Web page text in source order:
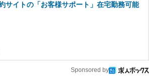
サイトの「お客様サポート」在宅勤務可能
Sponsored by